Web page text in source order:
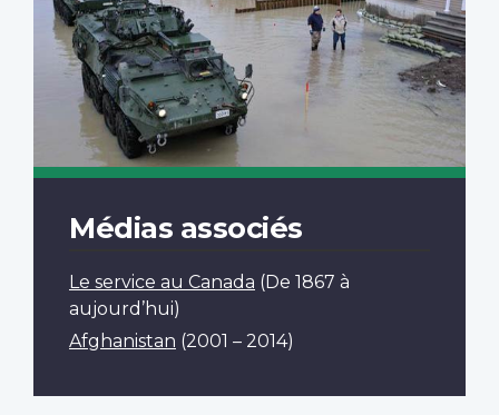
Médias associés
Le service au Canada (De 1867 à
aujourd’hui)
Afghanistan (2001 – 2014)